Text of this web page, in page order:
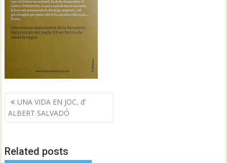
Navegació
d'entrades
UNA VIDA EN JOC, d’
ALBERT SALVADÓ
Related posts